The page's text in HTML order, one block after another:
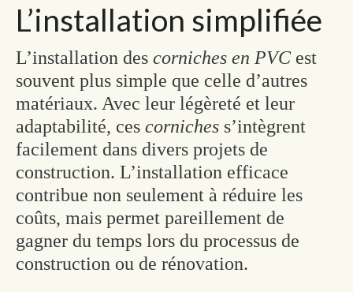
L’installation simplifiée
L’installation des corniches en PVC est
souvent plus simple que celle d’autres
matériaux. Avec leur légèreté et leur
adaptabilité, ces corniches s’intègrent
facilement dans divers projets de
construction. L’installation efficace
contribue non seulement à réduire les
coûts, mais permet pareillement de
gagner du temps lors du processus de
construction ou de rénovation.